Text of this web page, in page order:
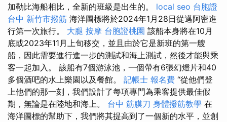
加勒比海船相比，全新的班級是出生的。 local seo 台胞證
台中 新竹市撥筋 海洋圖標將於2024年1月28日從邁阿密進
行第一次旅行。 大腿 按摩 台胞證桃園 該船本身將在10月
底或2023年11月上旬移交，並且由於它是新班的第一艘
船，因此需要進行進一步的測試和海上測試，然後才能與乘
客一起加入。 該船有7個游泳池，一個帶有6張幻燈片和40
多個酒吧的水上樂園以及餐館。 記帳士 報名費 “從他們登
上他們的那一刻，我們設計了每項專門為乘客提供最佳假
期，無論是在陸地和海上。 台中 筋膜刀 身體撥筋教學 在
海洋圖標的幫助下，我們將其提高到了一個新的水平，並創